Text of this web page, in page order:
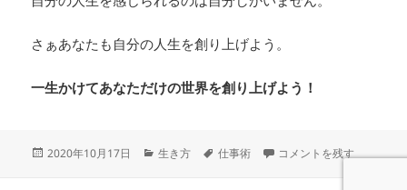
さぁあなたも自分の人生を創り上げよう。
一生かけてあなただけの世界を創り上げよう！
投
2020年10月17日
カ
生き方
タ
仕事術 君は新しい時代の成功者
コメントを残す